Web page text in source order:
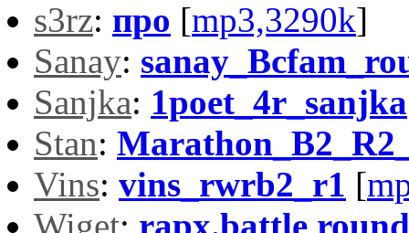
s3rz: про [mp3,3290k]
Sanay:
Sanjka: 1poet_4r_sanjka
Stan:
Vins: vins_rwrb2_r1 [